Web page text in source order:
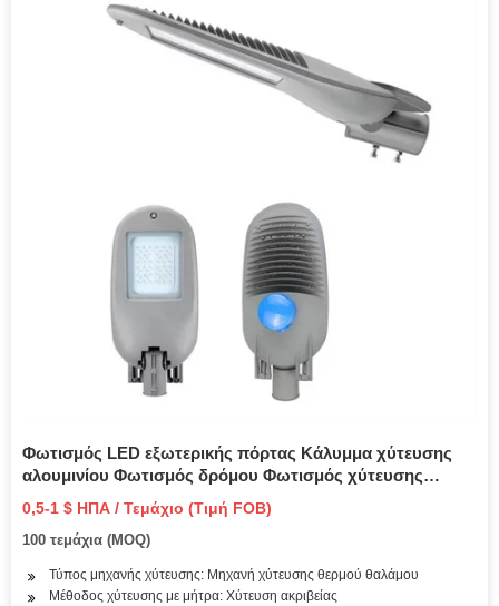
Φωτισμός LED εξωτερικής πόρτας Κάλυμμα χύτευσης
αλουμινίου Φωτισμός δρόμου Φωτισμός χύτευσης
αλουμινίου Περίβλημα χύτευσης από κράμα αλουμινίου
Φωτισμός δρόμου
0,5-1 $ ΗΠΑ / Τεμάχιο (Τιμή FOB)
100 τεμάχια (MOQ)
Τύπος μηχανής χύτευσης: Μηχανή χύτευσης θερμού θαλάμου
Μέθοδος χύτευσης με μήτρα: Χύτευση ακριβείας